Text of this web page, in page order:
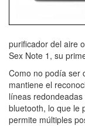
purificador del aire
Sex Note 1, su
Como no podía ser
mantiene el
líneas
bluetooth, lo que le
permite múltiples